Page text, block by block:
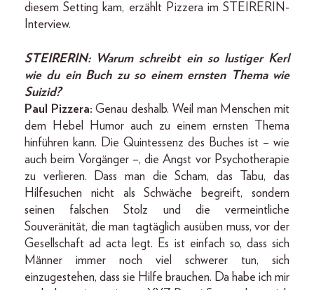
diesem Setting kam, erzählt Pizzera im STEIRERIN-
Interview.
STEIRERIN: Warum schreibt ein so lustiger Kerl
wie du ein Buch zu so einem ernsten Thema wie
Suizid?
Paul Pizzera:Genau deshalb. Weil man Menschen mit
dem Hebel Humor auch zu einem ernsten Thema
hinführen kann. Die Quintessenz des Buches ist – wie
auch beim Vorgänger –, die Angst vor Psychotherapie
zu verlieren. Dass man die Scham, das Tabu, das
Hilfesuchen nicht als Schwäche begreift, sondern
seinen falschen Stolz und die vermeintliche
Souveränität, die man tagtäglich ausüben muss, vor der
Gesellschaft ad acta legt. Es ist einfach so, dass sich
Männer immer noch viel schwerer tun, sich
einzugestehen, dass sie Hilfe brauchen. Da habe ich mir